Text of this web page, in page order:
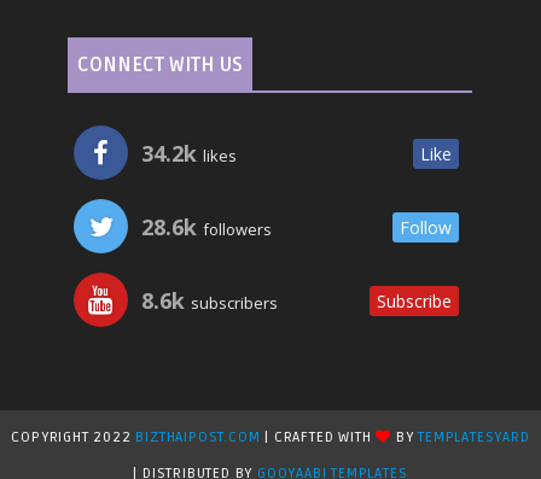
CONNECT WITH US
34.2k likes Like
28.6k followers Follow
8.6k subscribers Subscribe
COPYRIGHT 2022 BIZTHAIPOST.COM | CRAFTED WITH BYTEMPLATESYARD
| DISTRIBUTED BY GOOYAABI TEMPLATES